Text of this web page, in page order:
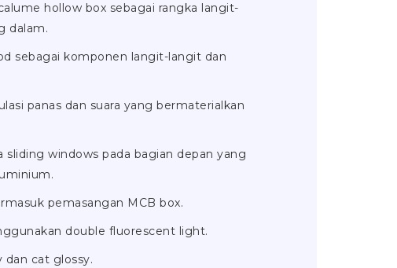
hollow box sebagai rangka langit-
dalam.
sebagai komponen langit-langit dan
panas dan suara yang bermaterialkan
sliding windows pada bagian depan yang
pemasangan MCB box.
double fluorescent light.
dan cat glossy.